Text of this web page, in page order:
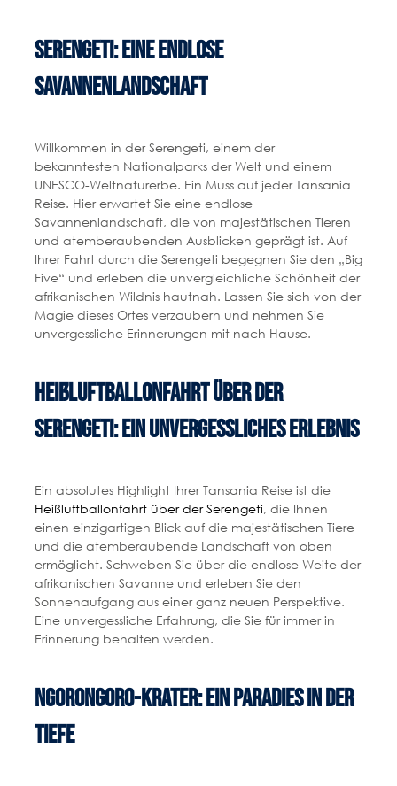
Serengeti: Eine endlose
Savannenlandschaft
Willkommen in der Serengeti, einem der
bekanntesten Nationalparks der Welt und einem
UNESCO-Weltnaturerbe. Ein Muss auf jeder Tansania
Reise. Hier erwartet Sie eine endlose
Savannenlandschaft, die von majestätischen Tieren
und atemberaubenden Ausblicken geprägt ist. Auf
Ihrer Fahrt durch die Serengeti begegnen Sie den „Big
Five“ und erleben die unvergleichliche Schönheit der
afrikanischen Wildnis hautnah. Lassen Sie sich von der
Magie dieses Ortes verzaubern und nehmen Sie
unvergessliche Erinnerungen mit nach Hause.
Heißluftballonfahrt über der
Serengeti: Ein unvergessliches Erlebnis
Ein absolutes Highlight Ihrer Tansania Reise ist die
Heißluftballonfahrt über der Serengeti, die Ihnen
einen einzigartigen Blick auf die majestätischen Tiere
und die atemberaubende Landschaft von oben
ermöglicht. Schweben Sie über die endlose Weite der
afrikanischen Savanne und erleben Sie den
Sonnenaufgang aus einer ganz neuen Perspektive.
Eine unvergessliche Erfahrung, die Sie für immer in
Erinnerung behalten werden.
Ngorongoro-Krater: Ein Paradies in der
Tiefe